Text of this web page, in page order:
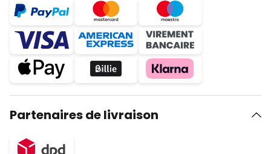
Partenaires de livraison